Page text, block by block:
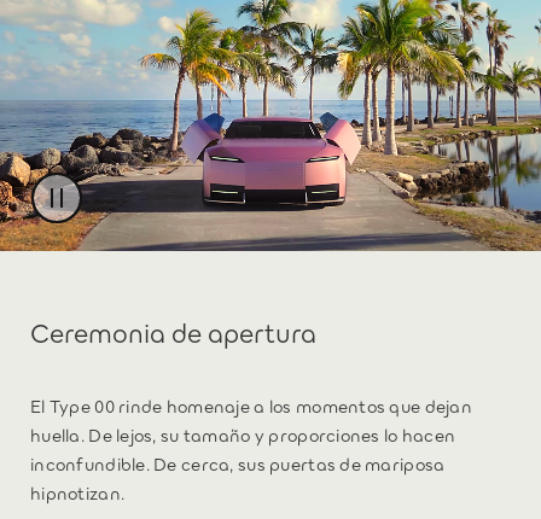
Ceremonia de apertura
El Type 00 rinde homenaje a los momentos que dejan
huella. De lejos, su tamaño y proporciones lo hacen
inconfundible. De cerca, sus puertas de mariposa
hipnotizan.